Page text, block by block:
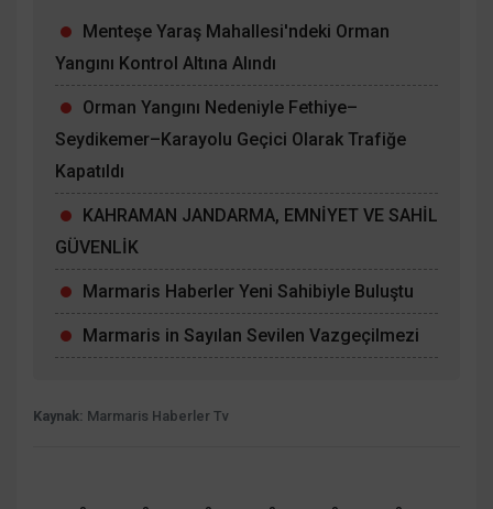
Menteşe Yaraş Mahallesi'ndeki Orman
Yangını Kontrol Altına Alındı
Orman Yangını Nedeniyle Fethiye–
Seydikemer–Karayolu Geçici Olarak Trafiğe
Kapatıldı
KAHRAMAN JANDARMA, EMNİYET VE SAHİL
GÜVENLİK
Marmaris Haberler Yeni Sahibiyle Buluştu
Marmaris in Sayılan Sevilen Vazgeçilmezi
Kaynak: Marmaris Haberler Tv